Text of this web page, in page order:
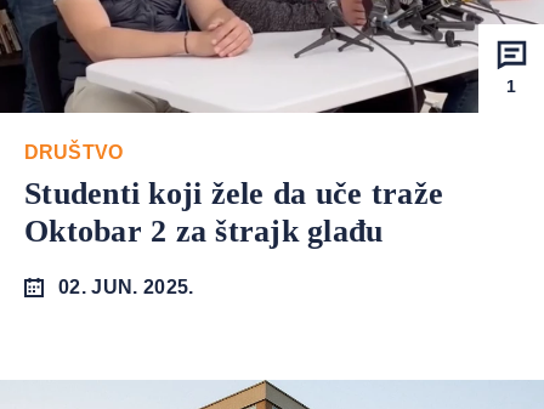
1
DRUŠTVO
Studenti koji žele da uče traže
Oktobar 2 za štrajk glađu
02. JUN. 2025.